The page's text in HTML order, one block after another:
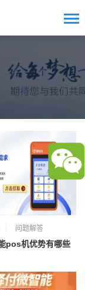
问题解答
pos机优势有哪些